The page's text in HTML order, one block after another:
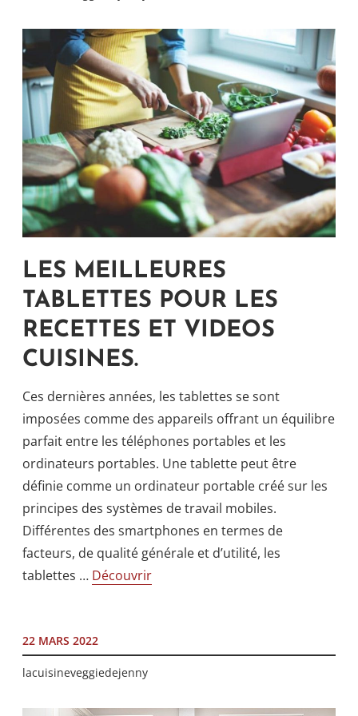
LES MEILLEURES
TABLETTES POUR LES
RECETTES ET VIDEOS
CUISINES.
Ces dernières années, les tablettes se sont
imposées comme des appareils offrant un équilibre
parfait entre les téléphones portables et les
ordinateurs portables. Une tablette peut être
définie comme un ordinateur portable créé sur les
principes des systèmes de travail mobiles.
Différentes des smartphones en termes de
facteurs, de qualité générale et d’utilité, les
tablettes … Découvrir
22 MARS 2022
lacuisineveggiedejenny